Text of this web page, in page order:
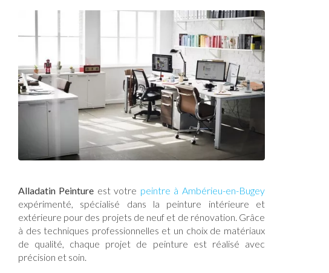
Alladatin Peinture est votre peintre à Ambérieu-en-Bugey
expérimenté, spécialisé dans la peinture intérieure et
extérieure pour des projets de neuf et de rénovation. Grâce
à des techniques professionnelles et un choix de matériaux
de qualité, chaque projet de peinture est réalisé avec
précision et soin.